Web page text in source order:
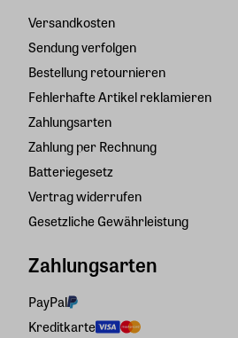
Versandkosten
Sendung verfolgen
Bestellung retournieren
Fehlerhafte Artikel reklamieren
Zahlungsarten
Zahlung per Rechnung
Batteriegesetz
Vertrag widerrufen
Gesetzliche Gewährleistung
Zahlungsarten
PayPal
Kreditkarte